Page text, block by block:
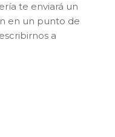
te enviará un
en un punto de
a